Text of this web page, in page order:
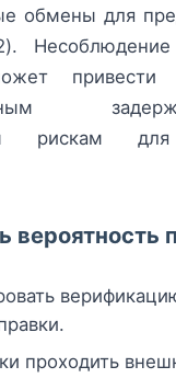
обмены для
рискам
вероятность
проходить